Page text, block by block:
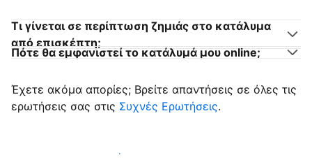
Τι γίνεται σε περίπτωση ζημιάς στο κατάλυμα
από επισκέπτη;
Πότε θα εμφανιστεί το κατάλυμά μου online;
Έχετε ακόμα απορίες; Βρείτε απαντήσεις σε όλες τις
ερωτήσεις σας στις Συχνές Ερωτήσεις.
Αρχίστε να υποδέχεστε επισκέπτες